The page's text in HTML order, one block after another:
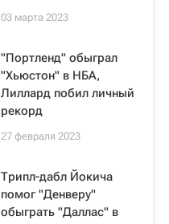
03 марта 2023
"Портленд" обыграл
"Хьюстон" в НБА,
Лиллард побил личный
рекорд
27 февраля 2023
Трипл-дабл Йокича
помог "Денверу"
обыграть "Даллас" в